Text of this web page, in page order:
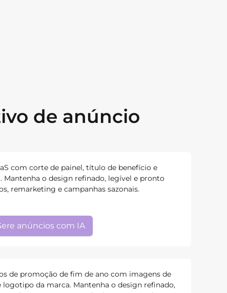
de anúncio
com corte de painel, título de benefício e
Mantenha o design refinado, legível e pronto
remarketing e campanhas sazonais.
anúncios com IA
de promoção de fim de ano com imagens de
logotipo da marca. Mantenha o design refinado,